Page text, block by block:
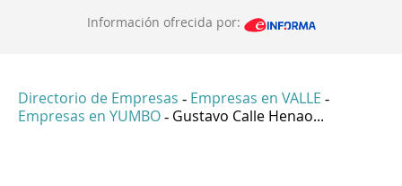
Información ofrecida por:
Directorio de Empresas - Empresas en VALLE -
Empresas en YUMBO - Gustavo Calle Henao...